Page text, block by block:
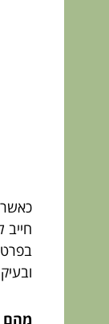
כאשר
מהם